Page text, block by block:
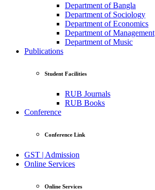
Department of Bangla
Department of Sociology
Department of Economics
Department of Management
Department of Music
Publications
Student Facilities
RUB Journals
RUB Books
Conference
Conference Link
GST | Admission
Online Services
Online Services